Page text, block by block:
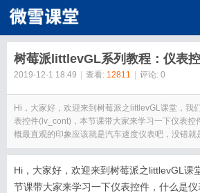
树莓派littlevGL系列教程：仪表
2019-12-1 18:49 查看: 12811 评论: 0
Hi，大家好，欢迎来到树莓派之littlevGL课堂，我
表控件(lv_cont)，本节课带大家来学习一下仪表控
概最直观的印象应该就是汽车速度仪表吧，没错就
Hi，大家好，欢迎来到树莓派之littlevGL
节课带大家来学习一下仪表控件，什么是